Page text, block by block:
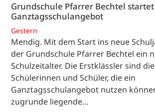
Grundschule Pfarrer Bechtel startet
Ganztagsschulangebot
Gestern
Mendig. Mit dem Start ins neue
der Grundschule Pfarrer Bechtel ein
Schulzeitalter. Die Erstklässler sind
Schülerinnen und Schüler, die ein
Ganztagsschulangebot nutzen
zugrunde liegende…